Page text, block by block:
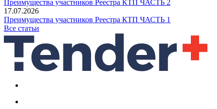
Преимущества участников Реестра КТП ЧАСТЬ 2
17.07.2026
Преимущества участников Реестра КТП ЧАСТЬ 1
Все статьи